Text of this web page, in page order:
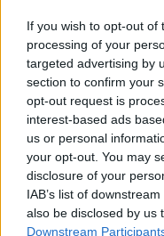
If you wish to opt-out of
processing of your
targeted advertising by
section to confirm your
opt-out request is
interest-based ads
us or personal
your opt-out. You may
disclosure of your
IAB’s list of
also be disclosed by us
Downstream
dell’ospedale di Cisanello.
Accanto a questo dato
molto netta sul fronte
Secondo il Sole 24 Ore,
per spesa degli enti
degli over 65.La provincia
nazionale insieme a
praticamente pari a zero .
proprio in un territorio ad